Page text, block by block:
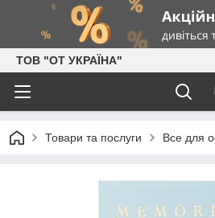
ТОВ "ОТ УКРАЇНА"
Товари та послуги Все для